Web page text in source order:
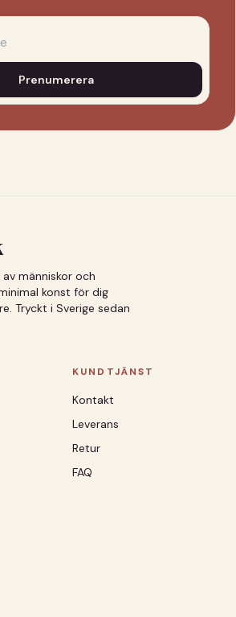
Prenumerera
människor och
konst för dig
Tryckt i Sverige sedan
KUNDTJÄNST
Kontakt
Leverans
Retur
FAQ